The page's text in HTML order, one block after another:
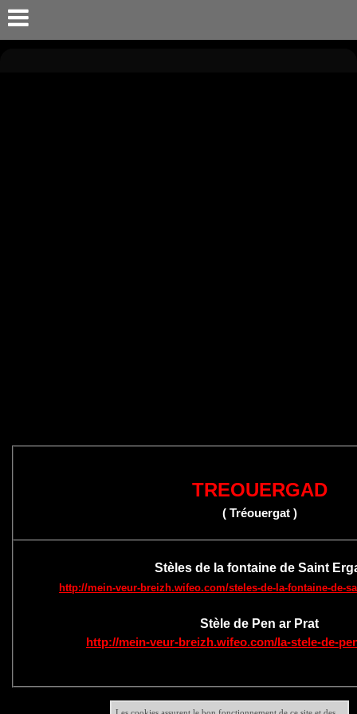
TREOUERGAD
( Tréouergat )
Stèles de la fontaine de Saint
http://mein-veur-breizh.wifeo.com/steles-de-la-fontaine-de-
Stèle de Pen ar Prat
http://mein-veur-breizh.wifeo.com/la-stele-de-
Les cookies assurent le bon fonctionnement de ce site et des